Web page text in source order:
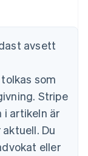
avsett
som
Stripe
artikeln är
Du
eller